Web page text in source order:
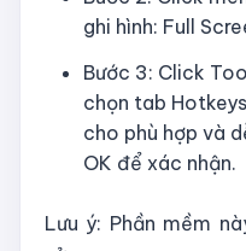
ghi hình: Full
Bước 3: Click
chọn tab
cho phù hợp và
OK để xác nhận.
Lưu ý: Phần mềm